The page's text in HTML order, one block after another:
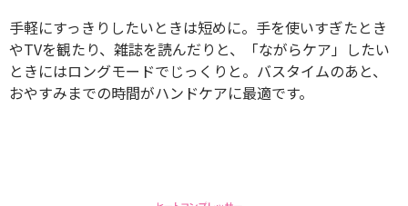
手軽にすっきりしたいときは短めに。手を使いすぎたとき
やTVを観たり、雑誌を読んだりと、「ながらケア」したい
ときにはロングモードでじっくりと。バスタイムのあと、
おやすみまでの時間がハンドケアに最適です。